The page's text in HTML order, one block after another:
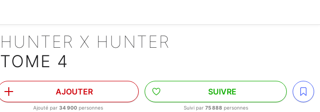
HUNTER X HUNTER
TOME 4
AJOUTER
Ajouté par 34 900personnes
SUIVRE
Suivi par 75 888 personnes